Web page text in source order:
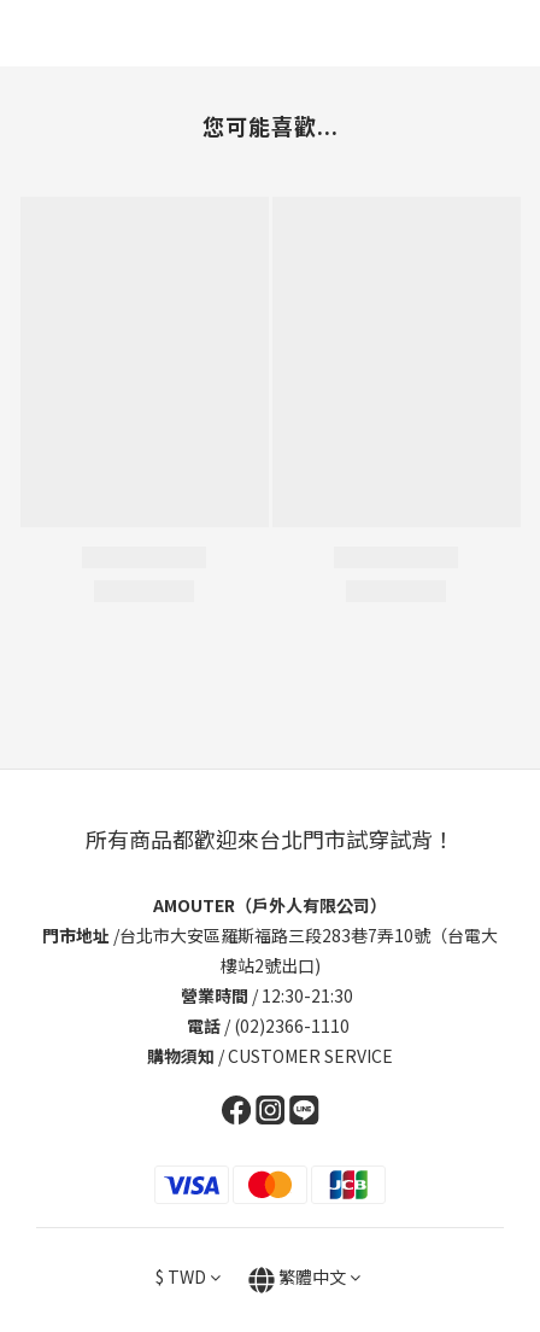
您可能喜歡...
所有商品都歡迎來台北門市試穿試背！
AMOUTER（戶外人有限公司）
門市地址 /台北市大安區羅斯福路三段283巷7弄10號（台電大
樓站2號出口)
營業時間 / 12:30-21:30
電話 / (02)2366-1110
購物須知 /CUSTOMER SERVICE
$ TWD 繁體中文